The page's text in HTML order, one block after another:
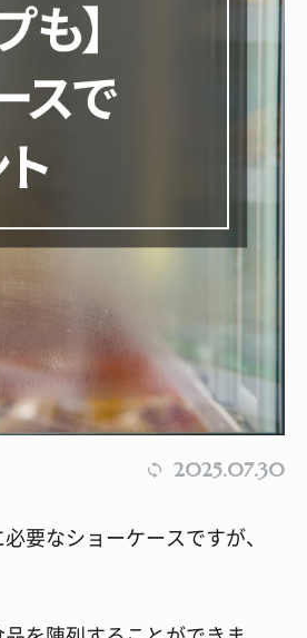
2025.07.30
要なショーケースですが、